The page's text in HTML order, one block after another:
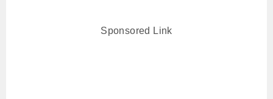
Sponsored Link